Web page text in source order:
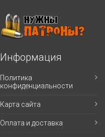
Информация
Политика
конфиденциальности
Карта сайта
Оплата и доставка